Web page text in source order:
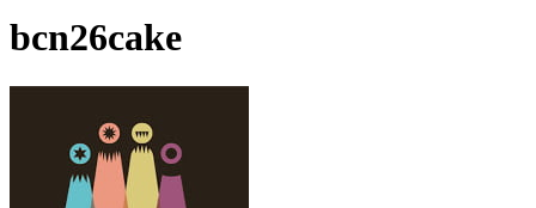
bcn26cake